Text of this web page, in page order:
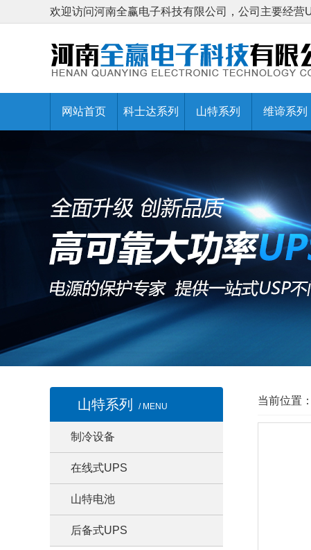
欢迎访问河南全赢电子科技有限公司，公司主要经营
网站首页 科士达系列 山特系列 维谛系列
山特系列 / MENU
制冷设备
在线式UPS
山特电池
后备式UPS
当前位置：